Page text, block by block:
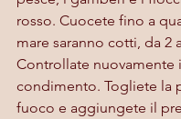
rosso. Cuocete fino a
mare saranno cotti, da 2
Controllate nuovamente
condimento. Togliete la
fuoco e aggiungete il